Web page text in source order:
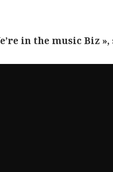
in the music Biz